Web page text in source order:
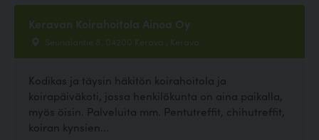
Keravan Koirahoitola Ainoa Oy
Seunalantie 8, 04200 Kerava , Kerava
Kodikas ja täysin häkitön koirahoitola ja
koirapäiväkoti, jossa henkilökunta on aina paikalla,
myös öisin. Palveluita mm. Pentutreffit, chihutreffit,
koiran kynsien...